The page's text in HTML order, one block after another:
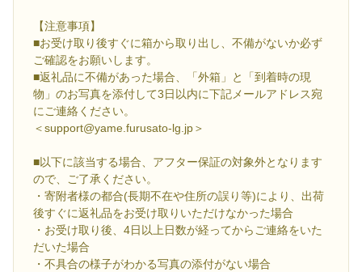
【注意事項】
■お受け取り後すぐに箱から取り出し、不備がないか必ず
ご確認をお願いします。
■返礼品に不備があった場合、「外箱」と「到着時の現
物」のお写真を添付して3日以内に下記メールアドレス宛
にご連絡ください。
＜support@yame.furusato-lg.jp＞
■以下に該当する場合、アフター保証の対象外となります
ので、ご了承ください。
・寄附者様の都合(長期不在や住所の誤り等)により、出荷
後すぐに返礼品をお受け取りいただけなかった場合
・お受け取り後、4日以上日数が経ってからご連絡をいた
だいた場合
・不具合の様子がわかる写真の添付がない場合